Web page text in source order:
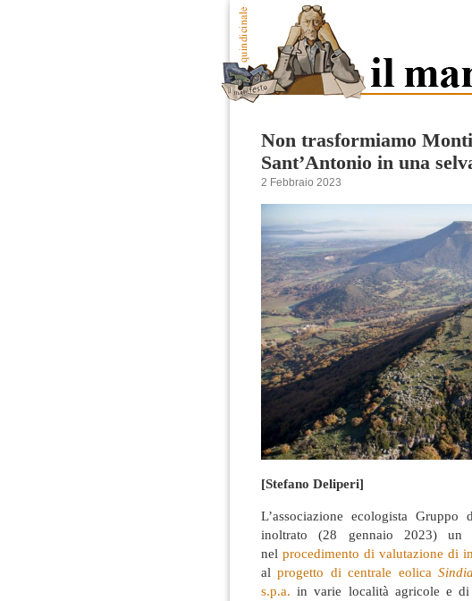
Non trasformiamo
Sant’Antonio in una
2 Febbraio 2023
[Stefano Deliperi]
L’associazione ecologista
inoltrato (28 gennaio 2023) un
nel procedimento di valutazione di
alprogetto di centrale eolicaSindia
s.p.a. in varie località agricole e